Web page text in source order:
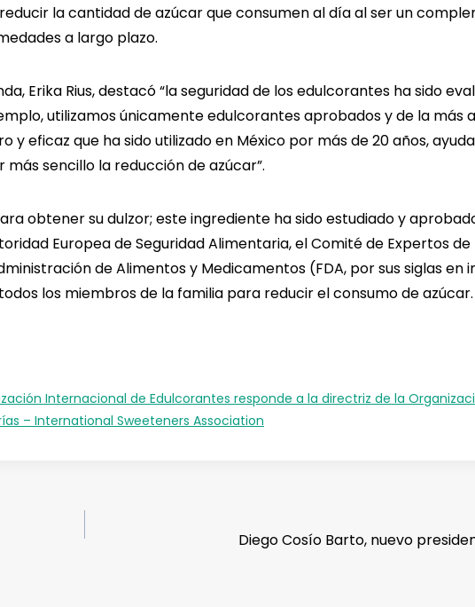
la cantidad de azúcar que consumen al día al ser un
a largo plazo.
Erika Rius, destacó “la seguridad de los edulcorantes ha sido
utilizamos únicamente edulcorantes aprobados y de la más
eficaz que ha sido utilizado en México por más de 20 años,
sencillo la reducción de azúcar”.
obtener su dulzor; este ingrediente ha sido estudiado y
Europea de Seguridad Alimentaria, el Comité de Expertos de
de Alimentos y Medicamentos (FDA, por sus siglas en
los miembros de la familia para reducir el consumo de azúcar.
Internacional de Edulcorantes responde a la directriz de la
– International Sweeteners Association
Diego Cosío Barto, nuevo